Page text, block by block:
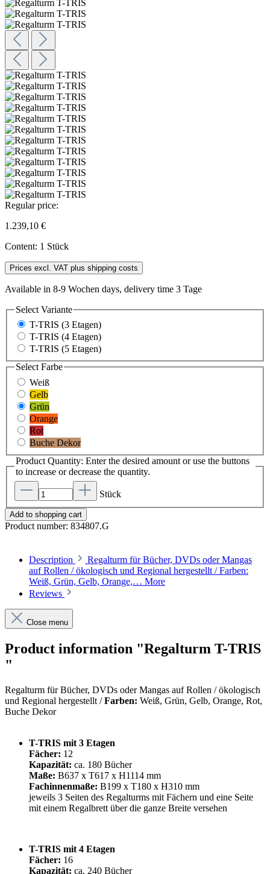
Regular price:
1.239,10 €
Content: 1 Stück
Prices excl. VAT plus shipping costs
Available in 8-9 Wochen days, delivery time 3 Tage
Select Variante
T-TRIS (3 Etagen)
T-TRIS (4 Etagen)
T-TRIS (5 Etagen)
SelectFarbe
Weiß
Gelb
Grün
Orange
Rot
Buche Dekor
Product Quantity: Enter the desired amount or use the buttons
to increase or decrease the quantity.
Stück
Add to shopping cart
Product number: 834807.G
Description
Regalturm für Bücher, DVDs oder Mangas
auf Rollen / ökologisch und Regional hergestellt / Farben:
Weiß, Grün, Gelb, Orange,… More
Reviews
Close menu
Product information "Regalturm T-TRIS
"
Regalturm für Bücher, DVDs oder Mangas auf Rollen / ökologisch
und Regional hergestellt /Farben: Weiß, Grün, Gelb, Orange, Rot,
Buche Dekor
T-TRIS mit 3 Etagen
Fächer: 12
Kapazität: ca. 180 Bücher
Maße: B637 x T617 x H1114 mm
Fachinnenmaße: B199 x T180 x H310 mm
jeweils 3 Seiten des Regalturms mit Fächern und eine Seite
mit einem Regalbrett über die ganze Breite versehen
T-TRIS mit 4 Etagen
Fächer: 16
Kapazität: ca. 240 Bücher